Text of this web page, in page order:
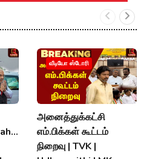
வீடியோ ஸ்டோரி
அனைத்துக்கட்சி
எம்.பிக்கள் கூட்டம்
நிறைவு | TVK |